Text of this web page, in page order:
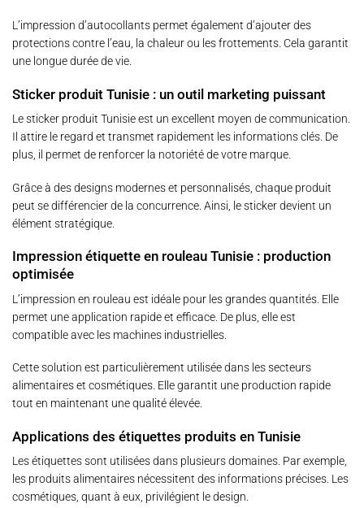
L’impression d’autocollants permet également d’ajouter des
protections contre l’eau, la chaleur ou les frottements. Cela garantit
une longue durée de vie.
Sticker produit Tunisie : un outil marketing puissant
Le sticker produit Tunisie est un excellent moyen de communication.
Il attire le regard et transmet rapidement les informations clés. De
plus, il permet de renforcer la notoriété de votre marque.
Grâce à des designs modernes et personnalisés, chaque produit
peut se différencier de la concurrence. Ainsi, le sticker devient un
élément stratégique.
Impression étiquette en rouleau Tunisie : production
optimisée
L’impression en rouleau est idéale pour les grandes quantités. Elle
permet une application rapide et efficace. De plus, elle est
compatible avec les machines industrielles.
Cette solution est particulièrement utilisée dans les secteurs
alimentaires et cosmétiques. Elle garantit une production rapide
tout en maintenant une qualité élevée.
Applications des étiquettes produits en Tunisie
Les étiquettes sont utilisées dans plusieurs domaines. Par exemple,
les produits alimentaires nécessitent des informations précises. Les
cosmétiques, quant à eux, privilégient le design.